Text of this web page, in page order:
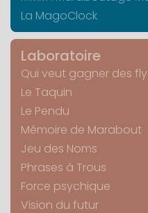
La MagoClock
Laboratoire
Qui veut gagner des
Le Taquin
Le Pendu
Mémoire de Marabout
Jeu des Noms
Phrases à Trous
Force psychique
Vision du futur